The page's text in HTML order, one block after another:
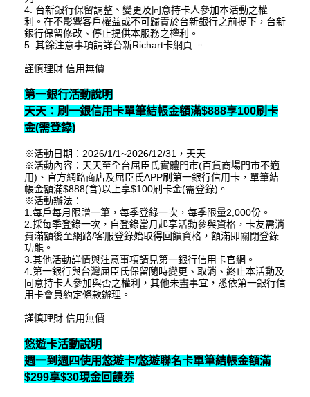
4. 台新銀行保留調整、變更及同意持卡人參加本活動之權
利。在不影響客戶權益或不可歸責於台新銀行之前提下，台新
銀行保留修改、停止提供本服務之權利。
5. 其餘注意事項請詳台新Richart卡網頁 。
謹慎理財 信用無價
第一銀行活動說明
天天：刷一銀信用卡單筆結帳金額滿$888享100刷卡
金(需登錄)
※活動日期：2026/1/1~2026/12/31，天天
※活動內容：天天至全台屈臣氏實體門市(百貨商場門市不適
用)、官方網路商店及屈臣氏APP刷第一銀行信用卡，單筆結
帳金額滿$888(含)以上享$100刷卡金(需登錄)。
※活動辦法：
1.每戶每月限贈一筆，每季登錄一次，每季限量2,000份。
2.採每季登錄一次，自登錄當月起享活動參與資格，卡友需消
費滿額後至網路/客服登錄始取得回饋資格，額滿即關閉登錄
功能。
3.其他活動詳情與注意事項請見第一銀行信用卡官網。
4.第一銀行與台灣屈臣氏保留隨時變更、取消、終止本活動及
同意持卡人參加與否之權利，其他未盡事宜，悉依第一銀行信
用卡會員約定條款辦理。
謹慎理財 信用無價
悠遊卡活動說明
週一到週四使用悠遊卡/悠遊聯名卡單筆結帳金額滿
$299享$30現金回饋券